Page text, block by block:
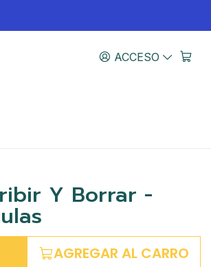
ACCESO
Y Borrar -
AGREGAR AL CARRO